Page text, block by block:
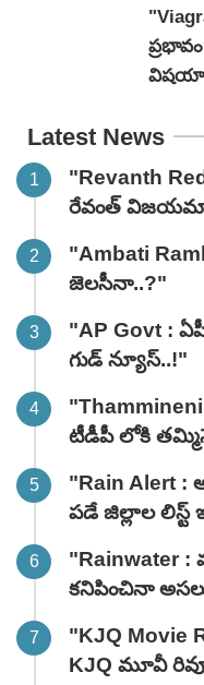
Latest News
"Revanth
రేవంత్ విజయమా
"Ambati
జెలసీనా..?"
"AP Govt :
గుడ్ న్యూస్..!"
"Thammineni
టీడీపీ లోకి
"Rain Alert :
పడే జిల్లాల లిస్ట్
"Rainwater :
కనిపించినా
"KJQ Movie
KJQ మూవీ